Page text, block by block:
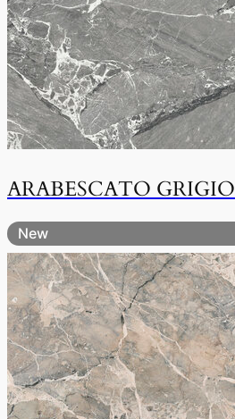
ARABESCATO GRIGIO
New